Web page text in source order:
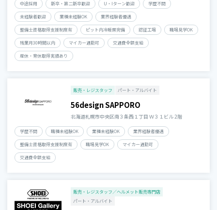
中途採用 新卒・第二新卒歓迎 U・Iターン歓迎 学歴不問
未経験者歓迎 業種未経験OK 業界経験者優遇
整備士資格取得支援制度有 ピット内冷暖房完備 認証工場 職場見学OK
残業月30時間以内 マイカー通勤可 交通費全額支給
産休・育休取得実績あり
販売・レジスタッフ パート・アルバイト
56design SAPPORO
北海道札幌市中央区南３条西１丁目 Ｗ３１ビル 2階
学歴不問 職種未経験OK 業種未経験OK 業界経験者優遇
整備士資格取得支援制度有 職場見学OK マイカー通勤可
交通費全額支給
販売・レジスタッフ／ヘルメット販売専門店
パート・アルバイト